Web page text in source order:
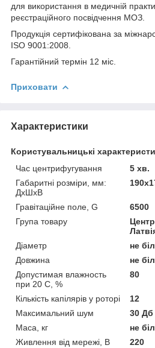
для використання в медичній
реєстраційного посвідчення МОЗ.
Продукція сертифікована за
ISO 9001:2008.
Гарантійний термін 12 міс.
Приховати
Характеристики
Користувальницькі
Час центрифугування
5 хв.
Габаритні розміри, мм:
ДхШхВ
Гравітаційне поле, G
6500
Група товару
Діаметр
не
Довжина
не
Допустимая влажность
при 20 С, %
80
Кількість капілярів у роторі
12
Максимальний шум
30 Дб
Маса, кг
не
Живлення від мережі, В
220